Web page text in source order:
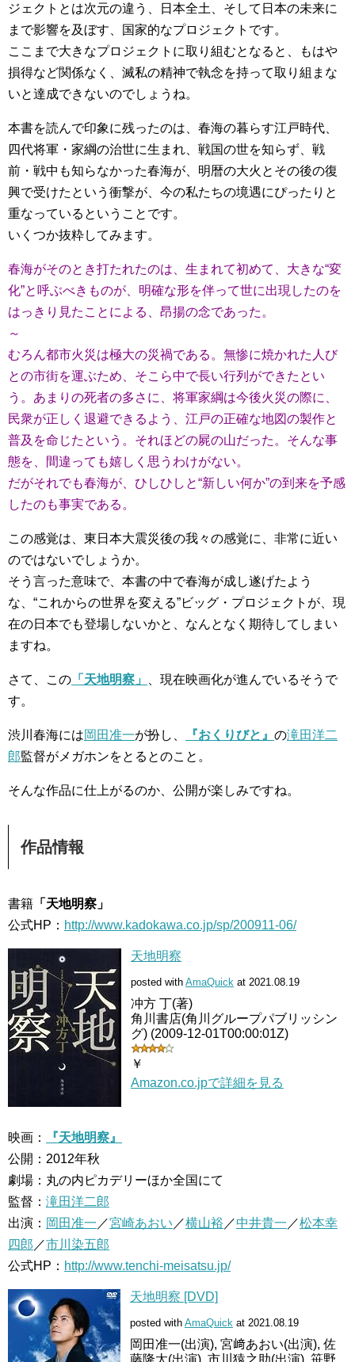
ジェクトとは次元の違う、日本全土、そして日本の未来に
まで影響を及ぼす、国家的なプロジェクトです。
ここまで大きなプロジェクトに取り組むとなると、もはや
損得など関係なく、滅私の精神で執念を持って取り組まな
いと達成できないのでしょうね。
本書を読んで印象に残ったのは、春海の暮らす江戸時代、
四代将軍・家綱の治世に生まれ、戦国の世を知らず、戦
前・戦中も知らなかった春海が、明暦の大火とその後の復
興で受けたという衝撃が、今の私たちの境遇にぴったりと
重なっているということです。
いくつか抜粋してみます。
春海がそのとき打たれたのは、生まれて初めて、大きな“変
化”と呼ぶべきものが、明確な形を伴って世に出現したのを
はっきり見たことによる、昂揚の念であった。
～
むろん都市火災は極大の災禍である。無惨に焼かれた人び
との市街を運ぶため、そこら中で長い行列ができたとい
う。あまりの死者の多さに、将軍家綱は今後火災の際に、
民衆が正しく退避できるよう、江戸の正確な地図の製作と
普及を命じたという。それほどの屍の山だった。そんな事
態を、間違っても嬉しく思うわけがない。
だがそれでも春海が、ひしひしと“新しい何か”の到来を予感
したのも事実である。
この感覚は、東日本大震災後の我々の感覚に、非常に近い
のではないでしょうか。
そう言った意味で、本書の中で春海が成し遂げたよう
な、“これからの世界を変える”ビッグ・プロジェクトが、現
在の日本でも登場しないかと、なんとなく期待してしまい
ますね。
さて、この 「天地明察」
、現在映画化が進んでいるそうで
す。
渋川春海には岡田准一が扮し、 『おくりびと』 の滝田洋二
郎監督がメガホンをとるとのこと。
そんな作品に仕上がるのか、公開が楽しみですね。
作品情報
書籍 「天地明察」
公式HP： http://www.kadokawa.co.jp/sp/200911-06/
天地明察
posted with AmaQuick at 2021.08.19
冲方 丁(著)
角川書店(角川グループパブリッシン
グ) (2009-12-01T00:00:01Z)
￥
Amazon.co.jpで詳細を見る
映画：
『天地明察』
公開：2012年秋
劇場：丸の内ピカデリーほか全国にて
監督： 滝田洋二郎
出演： 岡田准一 ／宮崎あおい ／横山裕／中井貴一 ／松本幸
四郎 ／市川染五郎
公式HP： http://www.tenchi-meisatsu.jp/
天地明察 [DVD]
posted with AmaQuick at 2021.08.19
岡田准一(出演), 宮﨑あおい(出演), 佐
藤隆太(出演), 市川猿之助(出演), 笹野